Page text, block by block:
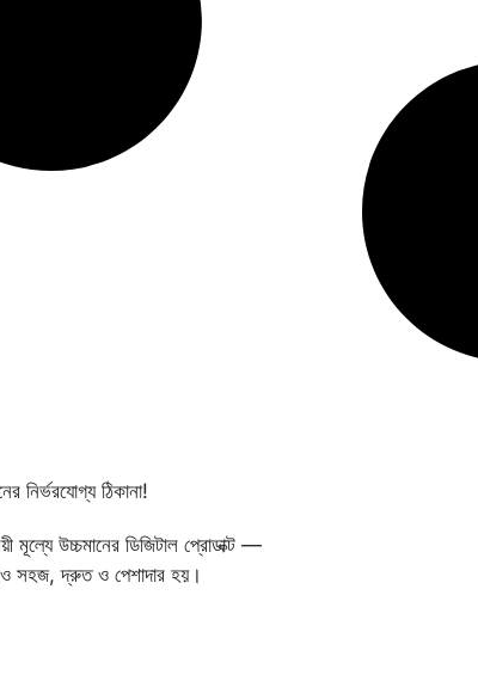
ঠিকানা!
মূল্যে উচ্চমানের ডিজিটাল প্রোডাক্ট —
সহজ, দ্রুত ও পেশাদার হয়।